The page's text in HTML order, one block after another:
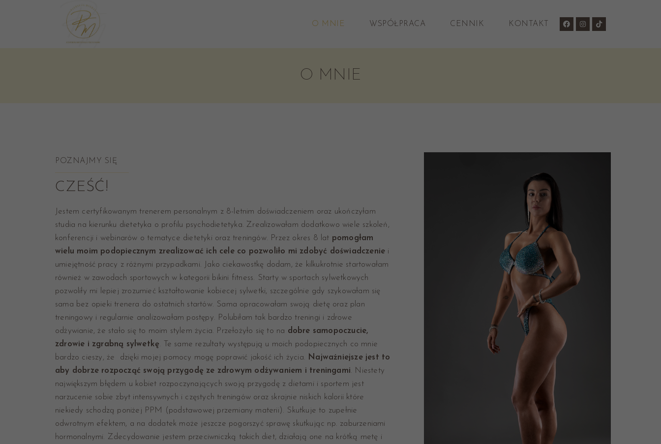
O MNIE WSPÓŁPRACA CENNIK KONTAKT
O MNIE
POZNAJMY SIĘ
CZEŚĆ!
Jestem certyfikowanym trenerem personalnym z 8-letnim doświadczeniem oraz ukończyłam
studia na kierunku dietetyka o profilu psychodietetyka. Zrealizowałam dodatkowo wiele szkoleń,
konferencji i webinarów o tematyce dietetyki oraz treningów. Przez okres 8 lat pomogłam
wielu moim podopiecznym zrealizować ich cele co pozwoliło mi zdobyć doświadczenie i
umiejętność pracy z różnymi przypadkami. Jako ciekawostkę dodam, że kilkukrotnie startowałam
również w zawodach sportowych w kategorii bikini fitness. Starty w sportach sylwetkowych
pozwoliły mi lepiej zrozumieć kształtowanie kobiecej sylwetki, szczególnie gdy szykowałam się
sama bez opieki trenera do ostatnich startów. Sama opracowałam swoją dietę oraz plan
treningowy i regularnie analizowałam postępy. Polubiłam tak bardzo treningi i zdrowe
odżywianie, że stało się to moim stylem życia. Przełożyło się to na dobre samopoczucie,
zdrowie i zgrabną sylwetkę. Te same rezultaty występują u moich podopiecznych co mnie
bardzo cieszy, że dzięki mojej pomocy mogę poprawić jakość ich życia. Najważniejsze jest to
aby dobrze rozpocząć swoją przygodę ze zdrowym odżywaniem i treningami. Niestety
największym błędem u kobiet rozpoczynających swoją przygodę z dietami i sportem jest
narzucenie sobie zbyt intensywnych i częstych treningów oraz skrajnie niskich kalorii które
niekiedy schodzą poniżej PPM (podstawowej przemiany materii). Skutkuje to zupełnie
odwrotnym efektem, a na dodatek może jeszcze pogorszyć sprawę skutkując np. zaburzeniami
hormonalnymi. Zdecydowanie jestem przeciwniczką takich diet, działają one na krótką metę i